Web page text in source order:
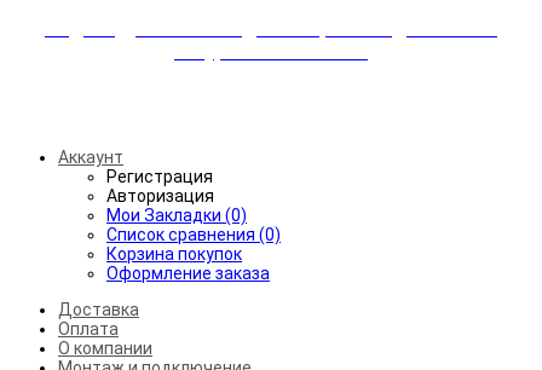
Аккаунт
Регистрация
Авторизация
Мои Закладки (0)
Список сравнения (0)
Корзина покупок
Оформление заказа
Доставка
Оплата
О компании